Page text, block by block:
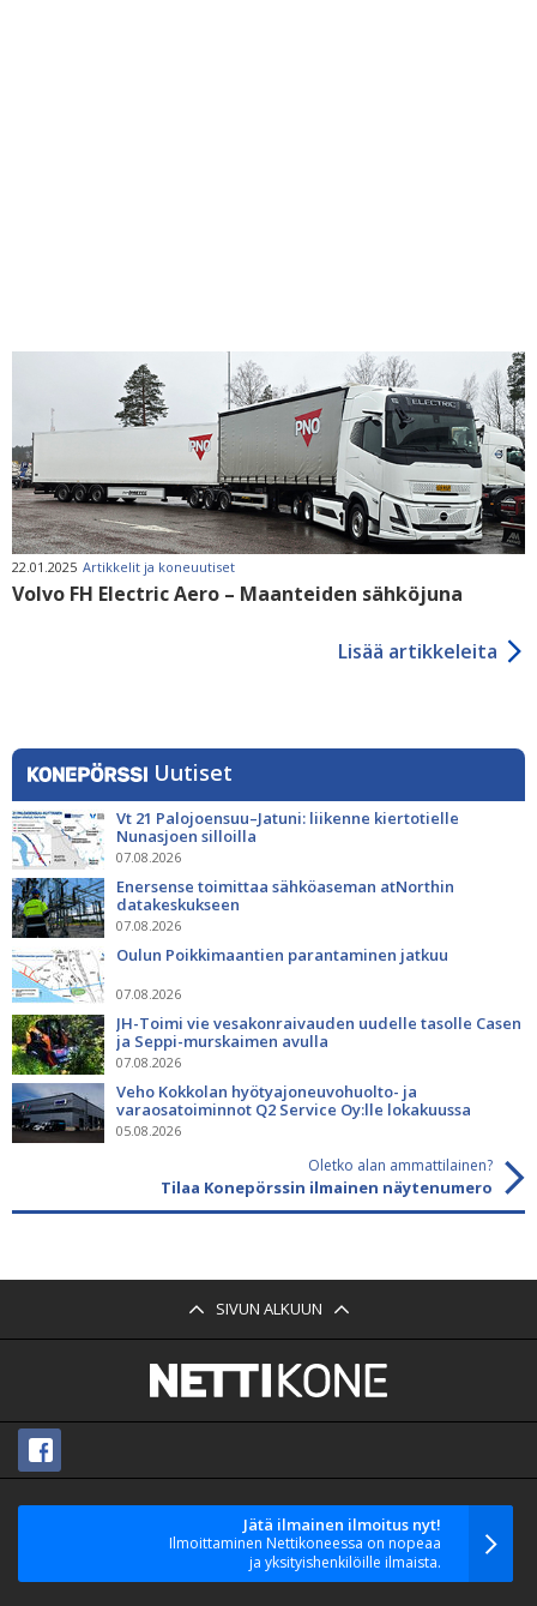
22.01.2025 Artikkelit ja koneuutiset
Volvo FH Electric Aero – Maanteiden sähköjuna
Lisää artikkeleita
Uutiset
Vt 21 Palojoensuu–Jatuni: liikenne kiertotielle
Nunasjoen silloilla
07.08.2026
Enersense toimittaa sähköaseman atNorthin
datakeskukseen
07.08.2026
Oulun Poikkimaantien parantaminen jatkuu
07.08.2026
JH-Toimi vie vesakonraivauden uudelle tasolle Casen
ja Seppi-murskaimen avulla
07.08.2026
Veho Kokkolan hyötyajoneuvohuolto- ja
varaosatoiminnot Q2 Service Oy:lle lokakuussa
05.08.2026
Oletko alan ammattilainen?
Tilaa Konepörssin ilmainen näytenumero
SIVUN ALKUUN
Jätä ilmainen ilmoitus nyt!
Ilmoittaminen Nettikoneessa on nopeaa
ja yksityishenkilöille ilmaista.